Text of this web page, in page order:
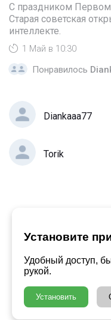
Установите
Удобный доступ,
рукой.
Установить
С праздником
Старая советская
интеллекте.
1 Май в 10:30
Понравилось
Diankaaa77
Torik